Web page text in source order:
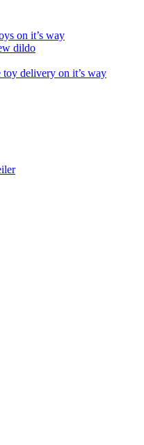
on it’s way
dildo
delivery on it’s way